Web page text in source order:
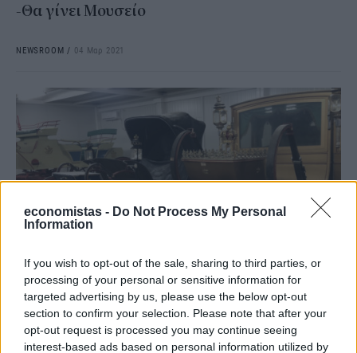
economistas - Do Not Process My Personal
Information
If you wish to opt-out of the sale, sharing to third parties, or
processing of your personal or sensitive information for
targeted advertising by us, please use the below opt-out
section to confirm your selection. Please note that after your
opt-out request is processed you may continue seeing
interest-based ads based on personal information utilized by
-Θα γίνει Μουσείο
NEWSROOM / 04 Μαρ 2021
ΠΟΛΙΤΙΣΜΟΣ
Τατόι: Ολοκληρώθηκε η εκκένωση του
Στάβλου και η μεταφορά των αμαξών